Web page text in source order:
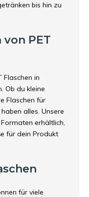
bis hin zu
PET
Flaschen in
Ob du kleine
Flaschen für
alles. Unsere
erhältlich,
für dein Produkt
für viele